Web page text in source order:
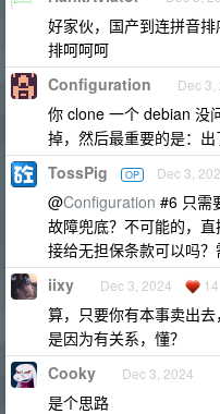
好家伙，国产到连拼音
排呵呵呵
Configuration Dec 3,
你 clone 一个 debian 没
掉，然后最重要的是：
TossPig OP Dec 3,
@Configuration #6 只需
故障兜底？不可能的，
接给无担保条款可以吗
iixy Dec 3, 2024 14
算，只要你有本事卖出
是因为有关系，懂？
Cooky Dec 3, 2024
是个思路